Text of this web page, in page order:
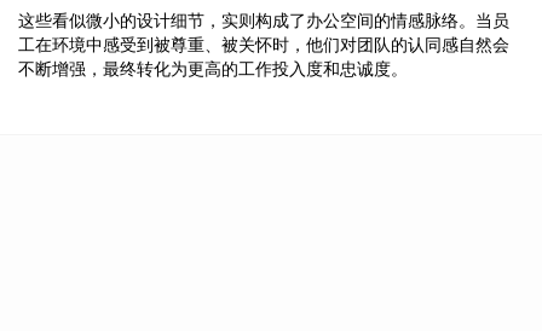
这些看似微小的设计细节，实则构成了办公空间的情感脉络。当员
工在环境中感受到被尊重、被关怀时，他们对团队的认同感自然会
不断增强，最终转化为更高的工作投入度和忠诚度。